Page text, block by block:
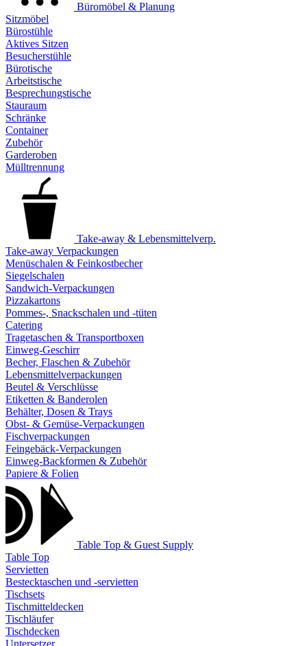
Büromöbel & Planung
Sitzmöbel
Bürostühle
Aktives Sitzen
Besucherstühle
Bürotische
Arbeitstische
Besprechungstische
Stauraum
Schränke
Container
Zubehör
Garderoben
Mülltrennung
Take-away & Lebensmittelverp.
Take-away Verpackungen
Menüschalen & Feinkostbecher
Siegelschalen
Sandwich-Verpackungen
Pizzakartons
Pommes-, Snackschalen und -tüten
Catering
Tragetaschen & Transportboxen
Einweg-Geschirr
Becher, Flaschen & Zubehör
Lebensmittelverpackungen
Beutel & Verschlüsse
Etiketten & Banderolen
Behälter, Dosen & Trays
Obst- & Gemüse-Verpackungen
Fischverpackungen
Feingebäck-Verpackungen
Einweg-Backformen & Zubehör
Papiere & Folien
Table Top & Guest Supply
Table Top
Servietten
Bestecktaschen und -servietten
Tischsets
Tischmitteldecken
Tischläufer
Tischdecken